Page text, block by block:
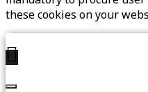
these cookies on your